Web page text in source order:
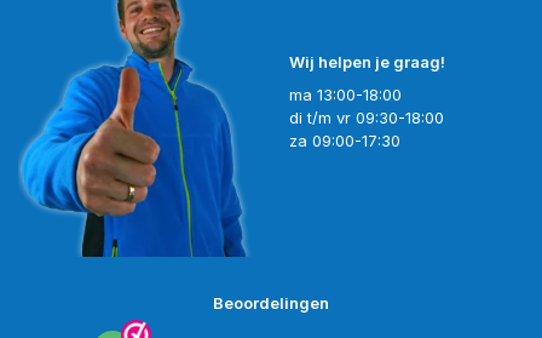
Wij helpen je graag!
ma 13:00-18:00
di t/m vr 09:30-18:00
za 09:00-17:30
Beoordelingen